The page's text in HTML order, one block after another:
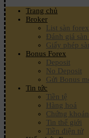
Trang chủ
Broker
List sàn
Đánh giá sàn
Giấy phép
Bonus Forex
Deposit
No Deposit
Gửi Bonus
Tin tức
Tiền tệ
Hàng hoá
Chứng khoán
Tin thế giới
Tiền điện tử